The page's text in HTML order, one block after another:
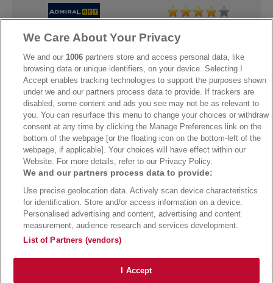
→AdmiralBet Bonus →AdmiralBet besuchen
→Bwin Bonus →Bwin besuchen
Alle Anbieter auf dieser Webseite sind offiziell in Deutschland
Bundesligatrend Fussball Bundesliga Tipps
Verantwortung!
We Care About Your Privacy
We and our1006 partners store and access personal data, like
browsing data or unique identifiers, on your device. Selecting I
Accept enables tracking technologies to support the purposes shown
under we and our partners process data to provide. If trackers are
disabled, some content and ads you see may not be as relevant to
you. You can resurface this menu to change your choices or withdraw
consent at any time by clicking the Manage Preferences link on the
bottom of the webpage [or the floating icon on the bottom-left of the
webpage, if applicable]. Your choices will have effect within our
Website. For more details, refer to our Privacy Policy.
We and our partners process data to provide:
Use precise geolocation data. Actively scan device characteristics
for identification. Store and/or access information on a device.
Personalised advertising and content, advertising and content
measurement, audience research and services development.
List of Partners (vendors)
I Accept